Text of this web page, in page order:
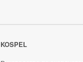
KOSPEL